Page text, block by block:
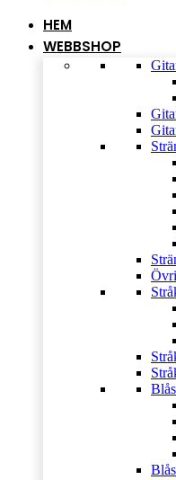
HEM
WEBBSHOP